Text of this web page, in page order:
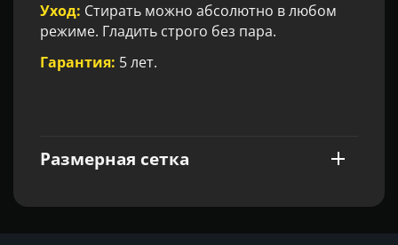
Уход: Стирать можно абсолютно в любом
режиме. Гладить строго без пара.
Гарантия: 5 лет.
Размерная сетка